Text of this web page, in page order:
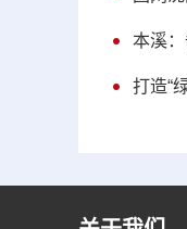
本溪：
打造“